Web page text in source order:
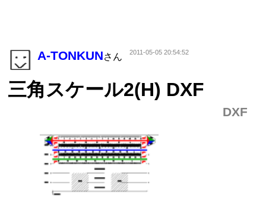
A-TONKUNさん 2011-05-05 20:54:52
三角スケール2(H) DXF
DXF